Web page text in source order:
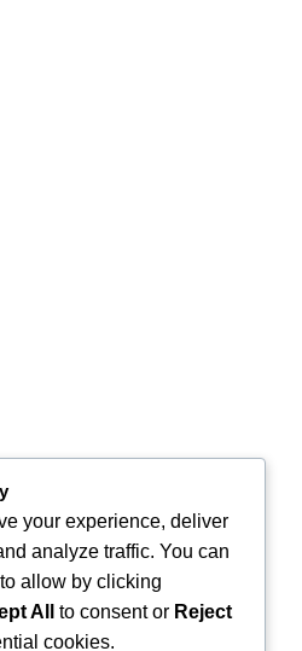
your experience, deliver
analyze traffic. You can
allow by clicking
All to consent or Reject
cookies.